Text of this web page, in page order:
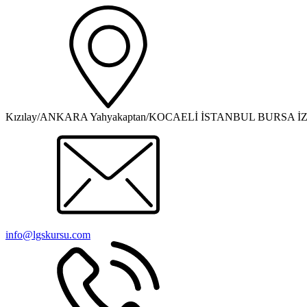
Kızılay/ANKARA Yahyakaptan/KOCAELİ İSTANBUL BURSA
info@lgskursu.com